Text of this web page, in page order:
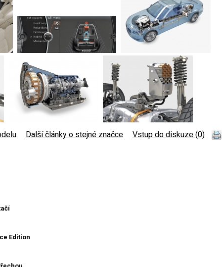
Další články o stejné značce Vstup do diskuze (0)
Edition